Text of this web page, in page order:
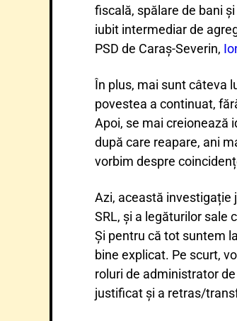
fiscală, spălare de bani
iubit intermediar de
PSD de Caraș-Severin,
În plus, mai sunt câteva
povestea a continuat,
Apoi, se mai creionează
după care reapare, ani
vorbim despre
Azi, această investigație
SRL, și a legăturilor sale
Și pentru că tot suntem
bine explicat. Pe scurt,
roluri de administrator
justificat și a retras/